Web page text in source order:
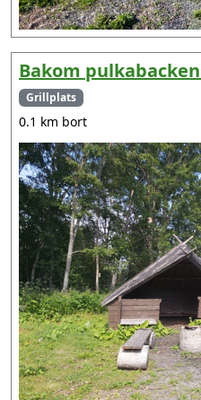
Bakom
Grillplats
0.1 km bort